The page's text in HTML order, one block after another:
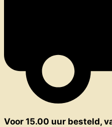
Voor 15.00 uur besteld,